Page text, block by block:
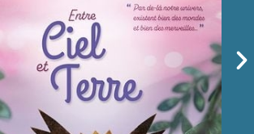
ENTRE CIEL ET TERRE
sam 15/08
14h30